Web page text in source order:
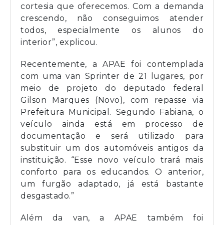
cortesia que oferecemos. Com a demanda
crescendo, não conseguimos atender
todos, especialmente os alunos do
interior”, explicou.
Recentemente, a APAE foi contemplada
com uma van Sprinter de 21 lugares, por
meio de projeto do deputado federal
Gilson Marques (Novo), com repasse via
Prefeitura Municipal. Segundo Fabiana, o
veículo ainda está em processo de
documentação e será utilizado para
substituir um dos automóveis antigos da
instituição. “Esse novo veículo trará mais
conforto para os educandos. O anterior,
um furgão adaptado, já está bastante
desgastado.”
Além da van, a APAE também foi